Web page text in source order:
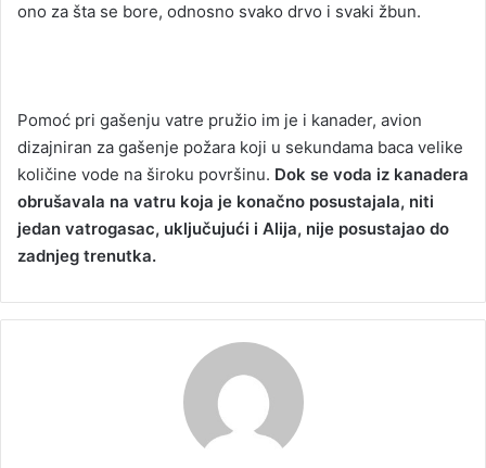
ono za šta se bore, odnosno svako drvo i svaki žbun.
Pomoć pri gašenju vatre pružio im je i kanader, avion
dizajniran za gašenje požara koji u sekundama baca velike
količine vode na široku površinu. Dok se voda iz kanadera
obrušavala na vatru koja je konačno posustajala, niti
jedan vatrogasac, uključujući i Alija, nije posustajao do
zadnjeg trenutka.